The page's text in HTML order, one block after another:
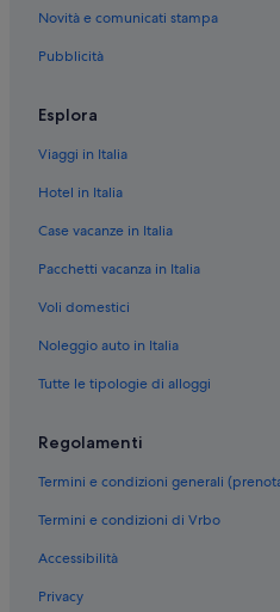
Novità e comunicati stampa
Pubblicità
Esplora
Viaggi in Italia
Hotel in Italia
Case vacanze in Italia
Pacchetti vacanza in Italia
Voli domestici
Noleggio auto in Italia
Tutte le tipologie di alloggi
Regolamenti
Termini e condizioni generali
Termini e condizioni di Vrbo
Accessibilità
Privacy